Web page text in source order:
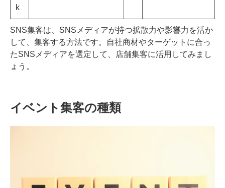
k
SNS集客は、SNSメディアが持つ拡散力や影響力を活か
して、集客する方法です。自社商材やターゲットに合っ
たSNSメディアを選定して、店舗集客に活用してみまし
ょう。
イベント集客の種類